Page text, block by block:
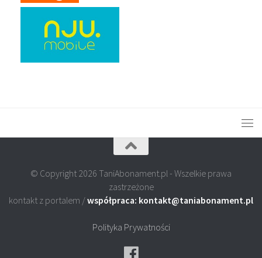
© Copyright 2026 TaniAbonament.pl - Wszelkie prawa
zastrzeżone
kontakt z portalem /współpraca: kontakt@taniabonament.pl
Polityka Prywatności